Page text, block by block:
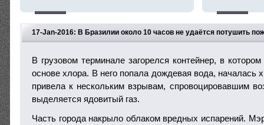
17-Jan-2016: В Бразилии около 10 часов не удаётся потушить
В грузовом терминале загорелся контейнер, в
основе хлора. В него попала дождевая вода, началась
привела к нескольким взрывам, спровоцировавшим
выделяется ядовитый газ.
Часть города накрыло облаком вредных испарений.